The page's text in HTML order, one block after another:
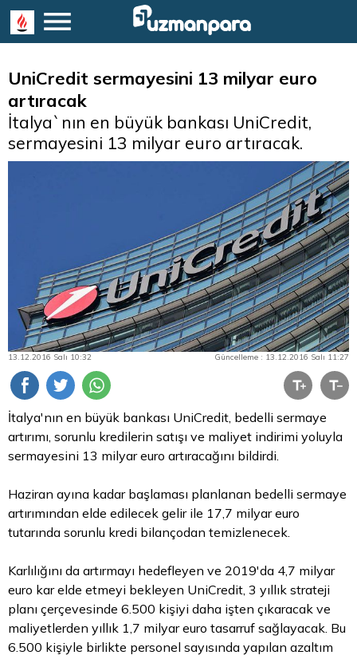
UniCredit sermayesini 13 milyar euro
artıracak
İtalya`nın en büyük bankası UniCredit,
sermayesini 13 milyar euro artıracak.
13.12.2016 Salı 10:32 Güncelleme : 13.12.2016 Salı 11:27
İtalya'nın en büyük bankası UniCredit, bedelli sermaye
artırımı, sorunlu kredilerin satışı ve maliyet indirimi yoluyla
sermayesini 13 milyareuro artıracağını bildirdi.
Haziran ayına kadar başlaması planlanan bedelli sermaye
artırımından elde edilecek gelir ile 17,7 milyar euro
tutarında sorunlu kredi bilançodan temizlenecek.
Karlılığını da artırmayı hedefleyen ve 2019'da 4,7 milyar
euro kar elde etmeyi bekleyen UniCredit, 3 yıllık strateji
planı çerçevesinde 6.500 kişiyi daha işten çıkaracak ve
maliyetlerden yıllık 1,7 milyar euro tasarruf sağlayacak. Bu
6.500 kişiyle birlikte personel sayısında yapılan azaltım